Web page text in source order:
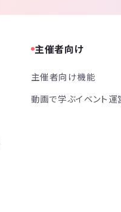
主催者向け
主催者向け機能
動画で学ぶイベント運